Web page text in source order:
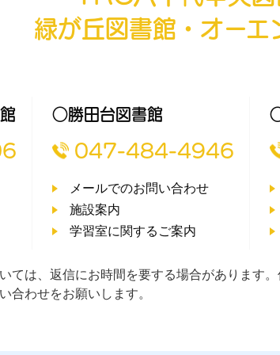
緑が丘図書館・オーエ
○勝田台図書館
047-484-4946
メールでのお問い合わせ
施設案内
学習室に関するご案内
ては、返信にお時間を要する場合があります。
合わせをお願いします。